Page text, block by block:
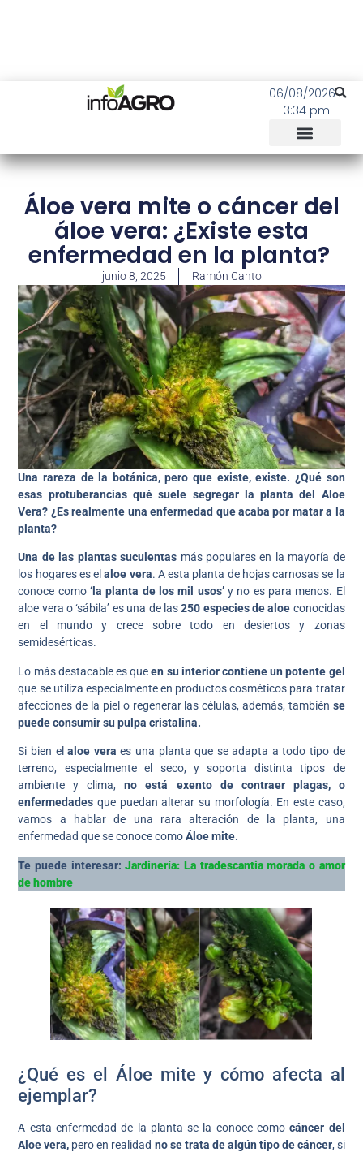
06/08/2026
3:34 pm
Áloe vera mite o cáncer del
áloe vera: ¿Existe esta
enfermedad en la planta?
junio 8, 2025 Ramón Canto
Una rareza de la botánica, pero que existe, existe. ¿Qué son
esas protuberancias qué suele segregar la planta del Aloe
Vera? ¿Es realmente una enfermedad que acaba por matar a la
planta?
Una de las plantas suculentas más populares en la mayoría de
los hogares es elaloe vera. A esta planta de hojas carnosas se la
conoce como‘la planta de los mil usos’y no es para menos. El
aloe vera o ‘sábila’ es una de las250 especies de aloe conocidas
en el mundo y crece sobre todo en desiertos y zonas
semidesérticas.
Lo más destacable es queen su interior contiene un potente gel
que se utiliza especialmente en productos cosméticos para tratar
afecciones de la piel o regenerar las células, además, también se
puede consumir su pulpa cristalina.
Si bien elaloe vera es una planta que se adapta a todo tipo de
terreno, especialmente el seco, y soporta distinta tipos de
ambiente y clima,no está exento de contraer plagas, o
enfermedades que puedan alterar su morfología. En este caso,
vamos a hablar de una rara alteración de la planta, una
enfermedad que se conoce comoÁloe mite.
Te puede interesar:Jardinería: La tradescantia morada o amor
de hombre
¿Qué es el Áloe mite y cómo afecta al
ejemplar?
A esta enfermedad de la planta se la conoce comocáncer del
Aloe vera, pero en realidad no se trata de algún tipo de cáncer, si